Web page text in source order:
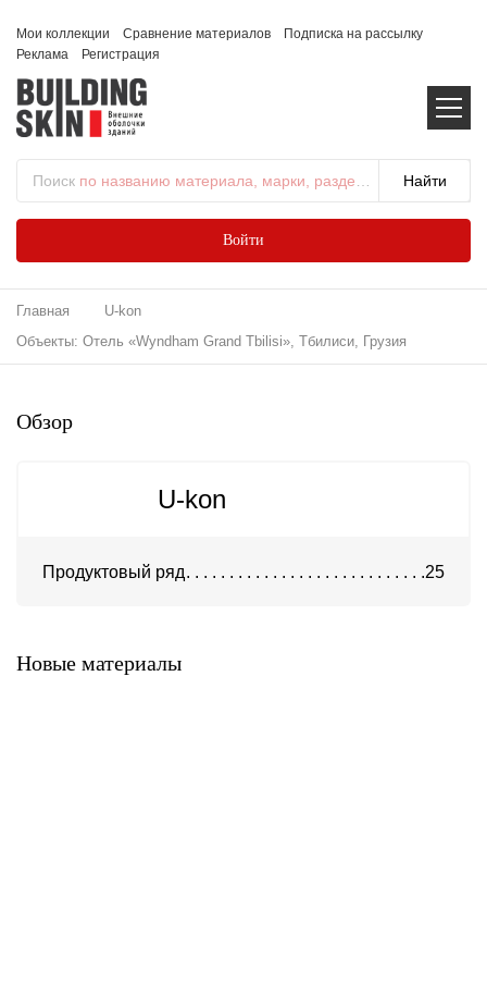
Мои коллекции Сравнение материалов
Подписка на рассылку
Реклама
Регистрация
Поиск по названию материала, марки, раздела...
Войти
Главная
U-kon
Объекты: Отель «Wyndham Grand Tbilisi», Тбилиси, Грузия
Обзор
U-kon
Продуктовый ряд 25
Новые материалы